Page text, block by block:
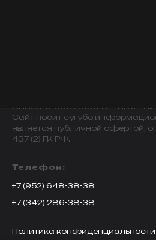
ИНН594203076109 ОГРН/
Сайт носит сугубо
является публичной офертой,
437 (2) ГК РФ.
Телефон:
+7 (952) 648-38-38
+7 (342) 286-38-38
Политика конфиденциальности